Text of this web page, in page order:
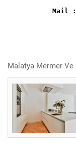
Mail :
Malatya Mermer